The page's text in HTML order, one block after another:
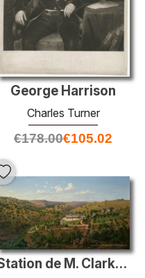
George Harrison
Charles Turner
€178.00€105.02
Station de M. Clark, Deep Creek, près de Keilor